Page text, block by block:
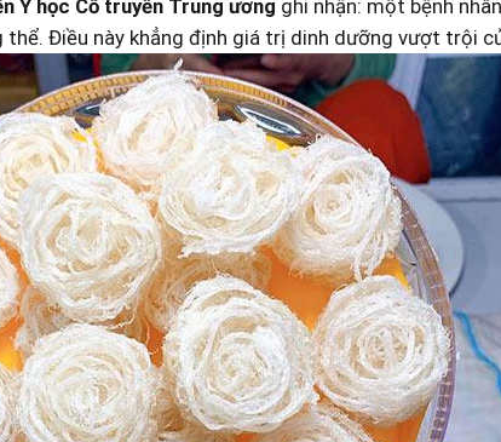
Y học Cổ⁤ truyền Trung​ ương ghi nhận: một‌ bệnh
thể. ⁢Điều này khẳng định giá trị dinh dưỡng vượt⁢ trội​